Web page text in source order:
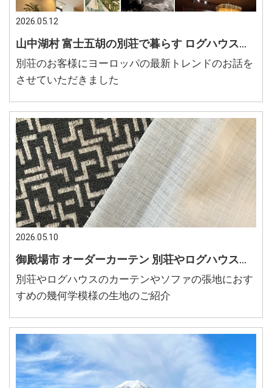
2026.05.12
山中湖村 富士五胡の別荘で暮らす ログハウスインテリア 最新ヨーロッパインテリア
別荘のお客様にヨーロッパの最新トレンドのお話を
させていただきました
2026.05.10
御殿場市 オーダーカーテン 別荘やログハウスに合うインテリアデザイン 幾何学模様のカーテン
別荘やログハウスのカーテンやソファの張地におす
すめの幾何学模様の生地のご紹介